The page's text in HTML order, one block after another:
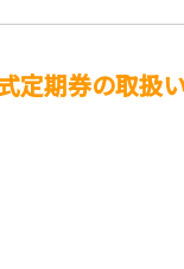
定期券の取扱